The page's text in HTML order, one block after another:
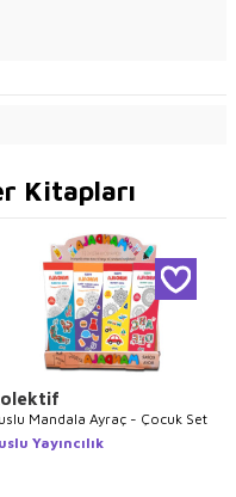
Kitapları
Mandala Ayraç - Çocuk Set
Yayıncılık